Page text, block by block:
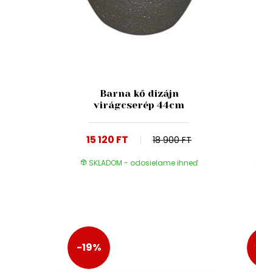
Barna kő dizájn
virágcserép 44cm
15 120 FT 18 900 FT
SKLADOM - odosielame ihneď
-19%